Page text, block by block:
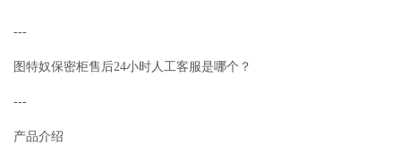
---
图特奴保密柜售后24小时人工客服是哪个？
---
产品介绍